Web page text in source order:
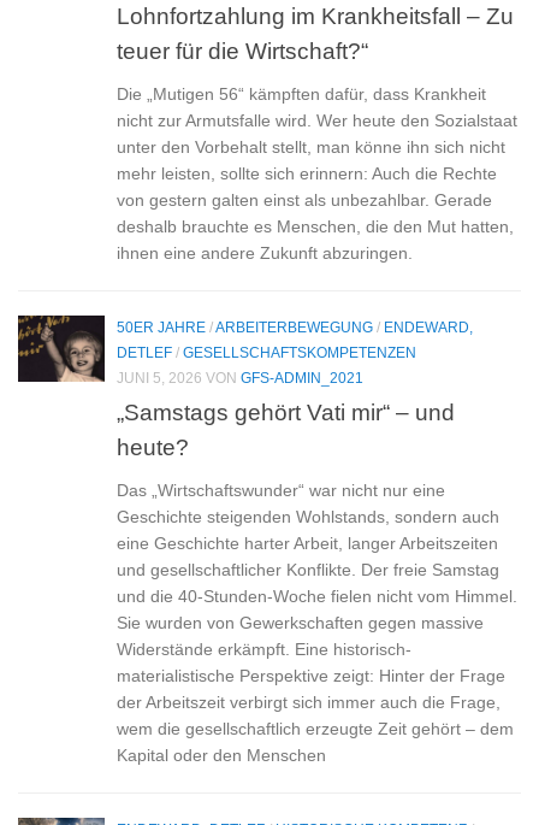
Lohnfortzahlung im Krankheitsfall – Zu
teuer für die Wirtschaft?“
Die „Mutigen 56“ kämpften dafür, dass Krankheit
nicht zur Armutsfalle wird. Wer heute den Sozialstaat
unter den Vorbehalt stellt, man könne ihn sich nicht
mehr leisten, sollte sich erinnern: Auch die Rechte
von gestern galten einst als unbezahlbar. Gerade
deshalb brauchte es Menschen, die den Mut hatten,
ihnen eine andere Zukunft abzuringen.
50ER JAHRE /ARBEITERBEWEGUNG / ENDEWARD,
DETLEF / GESELLSCHAFTSKOMPETENZEN
JUNI 5, 2026 VON GFS-ADMIN_2021
„Samstags gehört Vati mir“ – und
heute?
Das „Wirtschaftswunder“ war nicht nur eine
Geschichte steigenden Wohlstands, sondern auch
eine Geschichte harter Arbeit, langer Arbeitszeiten
und gesellschaftlicher Konflikte. Der freie Samstag
und die 40-Stunden-Woche fielen nicht vom Himmel.
Sie wurden von Gewerkschaften gegen massive
Widerstände erkämpft. Eine historisch-
materialistische Perspektive zeigt: Hinter der Frage
der Arbeitszeit verbirgt sich immer auch die Frage,
wem die gesellschaftlich erzeugte Zeit gehört – dem
Kapital oder den Menschen